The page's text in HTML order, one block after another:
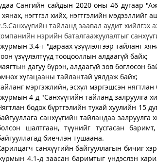
Сангийн сайдын 2020 оны 46 дугаар "Аж
хянах, нэгтгэл хийх, нэгтгэлийн мэдээллийг
тайланд заавал аудит хийлгэх
нэрийн баталгаажуулалтыг
3.4-т "дараах үзүүлэлтээр тайланг
үзүүлэлтүүд тооцооллын алдаагүй байх;
дагуу бүрэн, алдаагүй зөв бөглөсөн
хугацааны тайлантай уялдаж байх;
мэргэжлийн, эсхүл мэргэшсэн нягтлан
4-д "Санхүүгийн тайланд залруулга
бодох бүртгэлийн тухай хуулийн 15
санхүүгийн тайландаа залруулга
шалтгаан, түүнийг тусгасан
биечлэн тушаана.
санхүүгийн байгууллагын бичиг
4.1-д заасан баримтыг үндэслэн